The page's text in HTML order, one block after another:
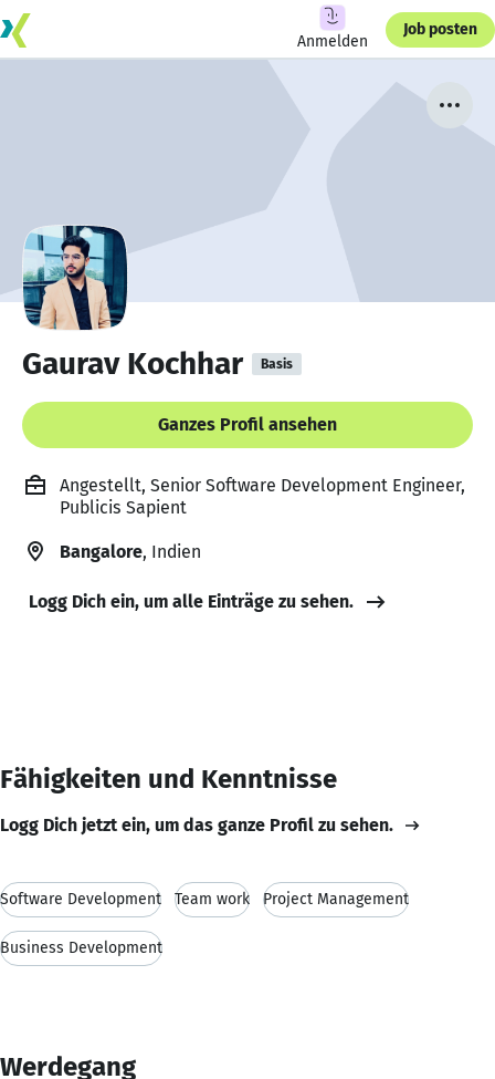
Anmelden
Job posten
Gaurav Kochhar Basis
Ganzes Profil ansehen
Angestellt, Senior Software Development Engineer,
Publicis Sapient
Bangalore, Indien
Logg Dich ein, um alle Einträge zu sehen.
Fähigkeiten und Kenntnisse
Logg Dich jetzt ein, um das ganze Profil zu sehen.
Software Development Team work Project Management
Business Development
Werdegang